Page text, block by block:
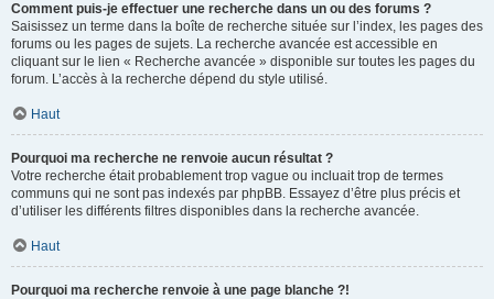
Comment puis-je effectuer une recherche dans un ou des forums ?
Saisissez un terme dans la boîte de recherche située sur l’index, les pages des
forums ou les pages de sujets. La recherche avancée est accessible en
cliquant sur le lien « Recherche avancée » disponible sur toutes les pages du
forum. L’accès à la recherche dépend du style utilisé.
Haut
Pourquoi ma recherche ne renvoie aucun résultat ?
Votre recherche était probablement trop vague ou incluait trop de termes
communs qui ne sont pas indexés par phpBB. Essayez d’être plus précis et
d’utiliser les différents filtres disponibles dans la recherche avancée.
Haut
Pourquoi ma recherche renvoie à une page blanche ?!